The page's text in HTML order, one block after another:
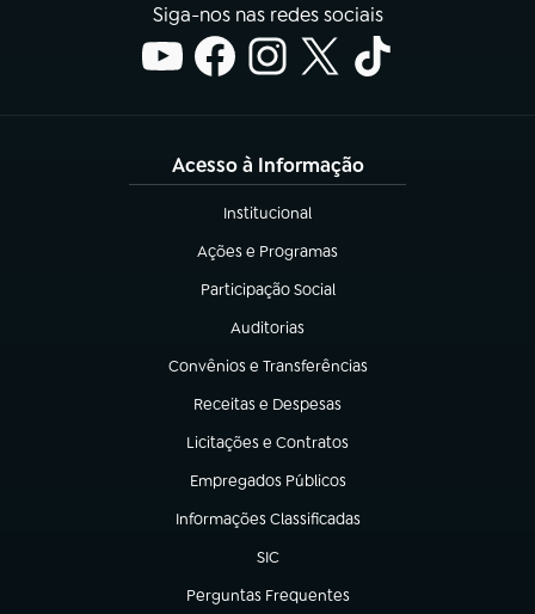
Siga-nos nas redes sociais
Acesso à Informação
Institucional
(abre em nova aba)
Ações e Programas
(abre em nova aba)
Participação Social
(abre em nova aba)
Auditorias
(abre em nova aba)
Convênios e Transferências
(abre em nova aba)
Receitas e Despesas
(abre em nova aba)
Licitações e Contratos
(abre em nova aba)
Empregados Públicos
(abre em nova aba)
Informações Classificadas
(abre em nova aba)
SIC
(abre em nova aba)
Perguntas Frequentes
(abre em nova aba)